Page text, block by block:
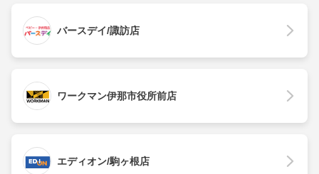
バースデイ/諏訪店
ワークマン伊那市役所前店
エディオン/駒ヶ根店